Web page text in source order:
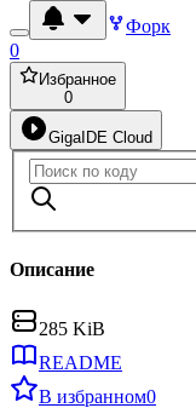
Форк
0
Избранное
0
GigaIDE Cloud
Описание
285 KiB
README
В избранном0